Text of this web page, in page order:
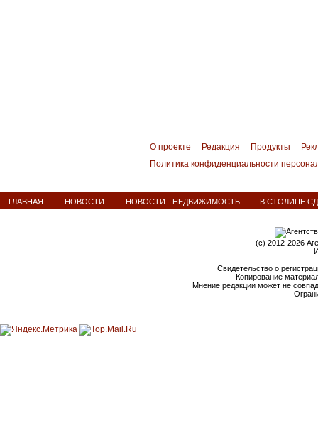
О проекте Редакция Продукты
Политика конфиденциальности
ГЛАВНАЯ НОВОСТИ НОВОСТИ - НЕДВИЖИМОСТЬ В СТОЛИЦЕ
(c) 2012-2026
Свидетельство о
Копирование
Мнение редакции может не